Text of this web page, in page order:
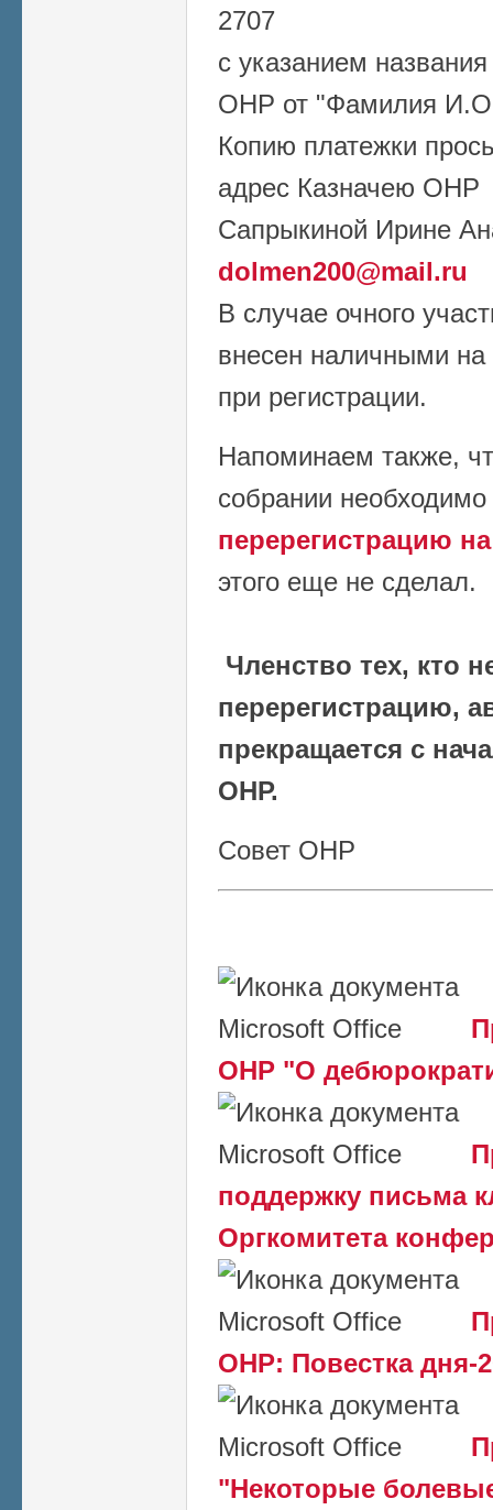
2707
с указанием
ОНР от "Фамилия
Копию платежки
адрес Казначею ОНР
Сапрыкиной Ирине
dolmen200@mail.ru
В случае очного
внесен наличными
при регистрации.
Напоминаем также,
собрании необходимо
перерегистрацию
этого еще не сделал.
Членство тех, кто
перерегистрацию,
прекращается с
ОНР.
Совет ОНР
ОНР "О
поддержку письма
Оргкомитета
ОНР: Повестка дня-
"Некоторые